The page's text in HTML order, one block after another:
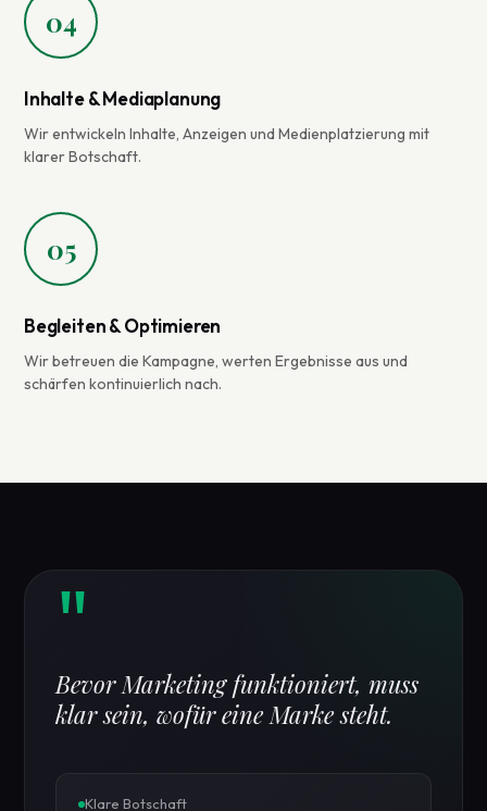
04
Inhalte & Mediaplanung
Wir entwickeln Inhalte, Anzeigen und Medienplatzierung mit
klarer Botschaft.
05
Begleiten & Optimieren
Wir betreuen die Kampagne, werten Ergebnisse aus und
schärfen kontinuierlich nach.
"
Bevor Marketing funktioniert, muss
klar sein, wofür eine Marke steht.
Klare Botschaft